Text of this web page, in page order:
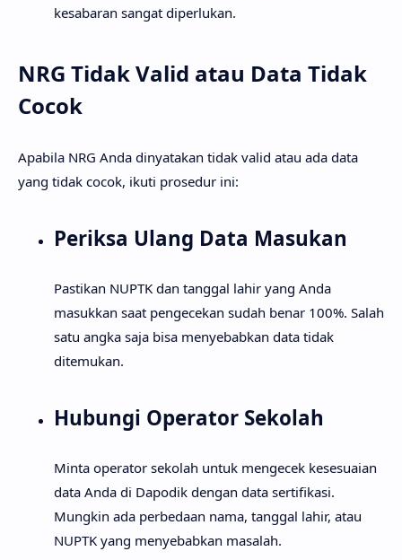
kesabaran sangat diperlukan.
NRG Tidak Valid atau Data Tidak
Cocok
Apabila NRG Anda dinyatakan tidak valid atau ada data
yang tidak cocok, ikuti prosedur ini:
Periksa Ulang Data Masukan
Pastikan NUPTK dan tanggal lahir yang Anda
masukkan saat pengecekan sudah benar 100%. Salah
satu angka saja bisa menyebabkan data tidak
ditemukan.
Hubungi Operator Sekolah
Minta operator sekolah untuk mengecek kesesuaian
data Anda di Dapodik dengan data sertifikasi.
Mungkin ada perbedaan nama, tanggal lahir, atau
NUPTK yang menyebabkan masalah.